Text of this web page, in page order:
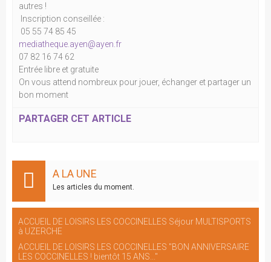
autres !
Inscription conseillée :
05 55 74 85 45
mediatheque.ayen@ayen.fr
07 82 16 74 62
Entrée libre et gratuite
On vous attend nombreux pour jouer, échanger et partager un
bon moment
PARTAGER CET ARTICLE
A LA UNE
Les articles du moment.
ACCUEIL DE LOISIRS LES COCCINELLES Séjour MULTISPORTS
à UZERCHE
ACCUEIL DE LOISIRS LES COCCINELLES "BON ANNIVERSAIRE
LES COCCINELLES ! bientôt 15 ANS..."